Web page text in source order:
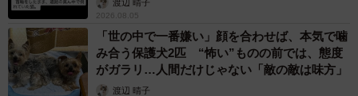
渡辺 晴子
2026.08.05
「世の中で一番嫌い」顔を合わせば、本気で噛
み合う保護犬2匹 “怖い”ものの前では、態度
がガラリ…人間だけじゃない「敵の敵は味方」
渡辺 晴子